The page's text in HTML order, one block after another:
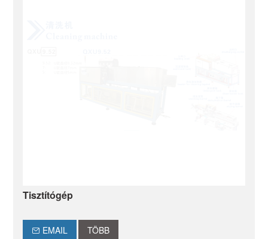
Tisztítógép
EMAIL TÖBB